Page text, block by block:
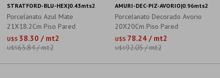
Porcelanato Azul Mate
21X18.2Cm Piso Pared
U$S 38.30 / mt2
U$S63.84 / mt2
STRATFORD-BLU-HEX|0.43mts2
Porcelanato Decorado Avorio
20X20Cm Piso Pared
U$S 78.24 / mt2
U$S92.05 / mt2
AMURI-DEC-PIZ-AVORIO|0.96mts2